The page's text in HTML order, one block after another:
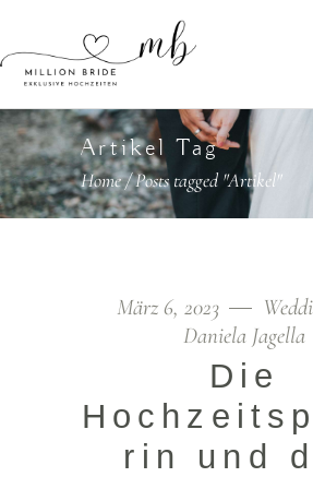
Artikel Tag
Home/Posts tagged "Artikel"
März 6, 2023
Daniela Jagella
Die
rin und